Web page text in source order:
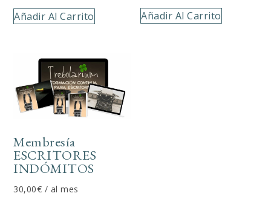
Añadir Al Carrito
de 5
originalactual
Añadir Al Carrito
Membresía
ESCRITORES
INDÓMITOS
30,00€ / al mes